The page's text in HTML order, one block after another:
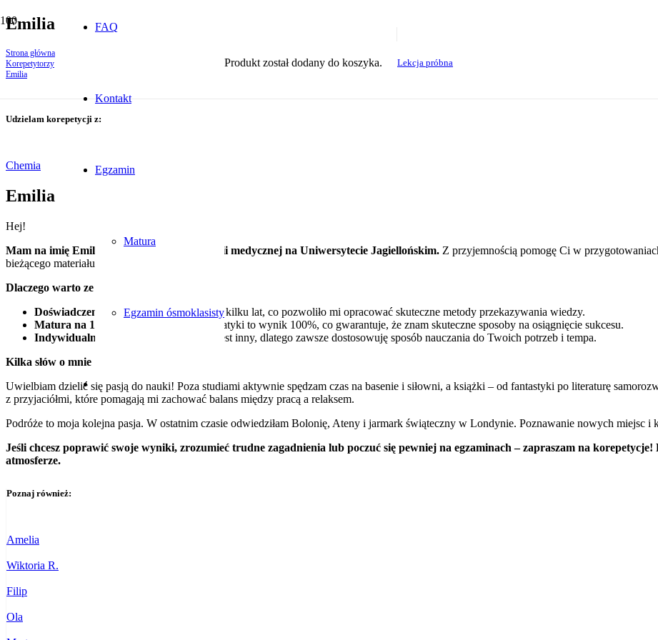
FAQ
Kontakt
Egzamin
Matura
Egzamin ósmoklasisty
Produkt został dodany do koszyka. Lekcja próbna
Emilia
Strona główna
Korepetytorzy
Emilia
Udzielam korepetycji z:
Chemia
Emilia
Hej!
Mam na imię Emilia i jestem studentką chemii medycznej na Uniwersytecie Jagiellońskim. Z przyjemnością pomogę Ci w
bieżącego materiału z matematyki i chemii.
Dlaczego warto ze mną pracować?
Doświadczenie:
Udzielam korepetycji od kilku lat, co pozwoliło mi opracować skuteczne metody przekazywania wiedzy.
Matura na 100%:
Moja matura z matematyki to wynik 100%, co gwarantuje, że znam skuteczne sposoby na osiągnięcie sukcesu.
Indywidualne podejście:
Każdy uczeń jest inny, dlatego zawsze dostosowuję sposób nauczania do Twoich potrzeb i tempa.
Kilka słów o mnie
Uwielbiam dzielić się pasją do nauki! Poza studiami aktywnie spędzam czas na basenie i siłowni, a książki – od fantastyki po literaturę
z przyjaciółmi, które pomagają mi zachować balans między pracą a relaksem.
Podróże to moja kolejna pasja. W ostatnim czasie odwiedziłam Bolonię, Ateny i jarmark świąteczny w Londynie. Poznawanie nowych miejsc i
Jeśli chcesz poprawić swoje wyniki, zrozumieć trudne zagadnienia lub poczuć się pewniej na egzaminach – zapraszam na
atmosferze.
Poznaj również:
Amelia
Wiktoria R.
Filip
Ola